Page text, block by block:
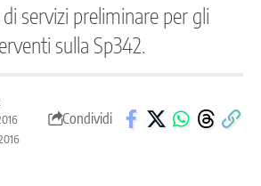
servizi preliminare per gli
sulla Sp342.
Condividi